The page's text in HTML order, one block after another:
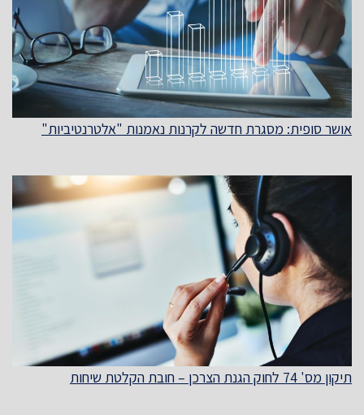
אושר סופית: מסגרת חדשה לקרנות נאמנות "אלטרנטיביות"
תיקון מס' 74 לחוק הגנת הצרכן – חובת הקלטת שיחות